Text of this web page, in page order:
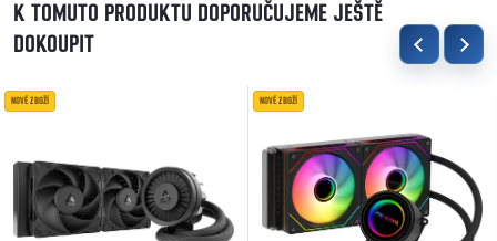
K TOMUTO PRODUKTU DOPORUČUJEME JEŠTĚ
DOKOUPIT
NOVÉ ZBOŽÍ NOVÉ ZBOŽÍ